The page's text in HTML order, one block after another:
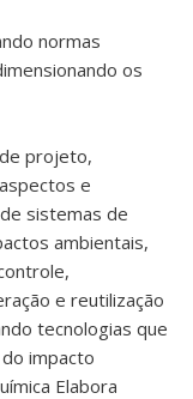
normas
os
projeto,
e
sistemas de
ambientais,
e reutilização
tecnologias que
impacto
Elabora